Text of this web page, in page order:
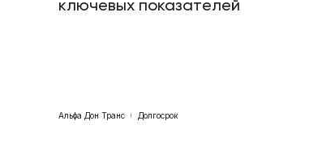
ключевых показателей
Альфа Дон Транс Долгосрок